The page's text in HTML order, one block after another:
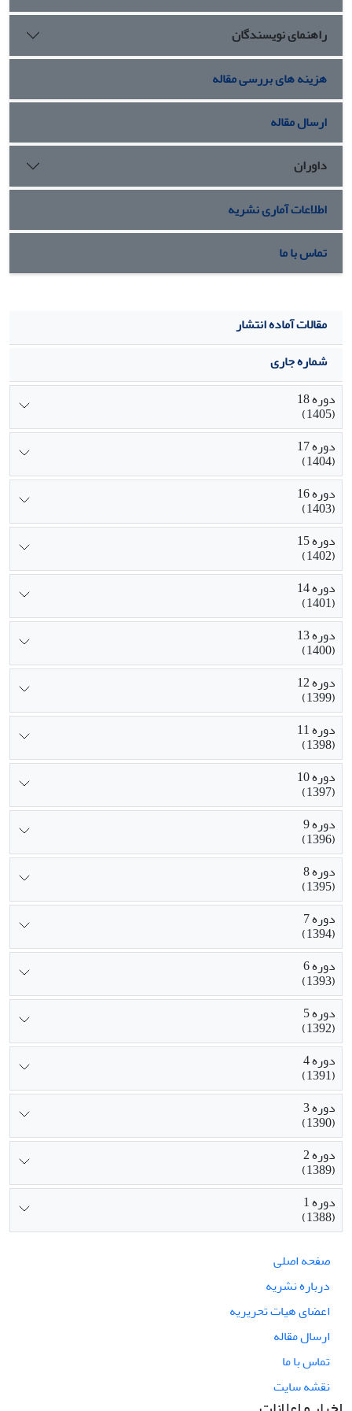
راهنمای نویسندگان
هزینه های بررسی مقاله
ارسال مقاله
داوران
اطلاعات آماری نشریه
تماس با ما
مقالات آماده انتشار
شماره جاری
دوره 18
(1405)
دوره 17
(1404)
دوره 16
(1403)
دوره 15
(1402)
دوره 14
(1401)
دوره 13
(1400)
دوره 12
(1399)
دوره 11
(1398)
دوره 10
(1397)
دوره 9
(1396)
دوره 8
(1395)
دوره 7
(1394)
دوره 6
(1393)
دوره 5
(1392)
دوره 4
(1391)
دوره 3
(1390)
دوره 2
(1389)
دوره 1
(1388)
صفحه اصلی
درباره نشریه
اعضای هیات تحریریه
ارسال مقاله
تماس با ما
نقشه سایت